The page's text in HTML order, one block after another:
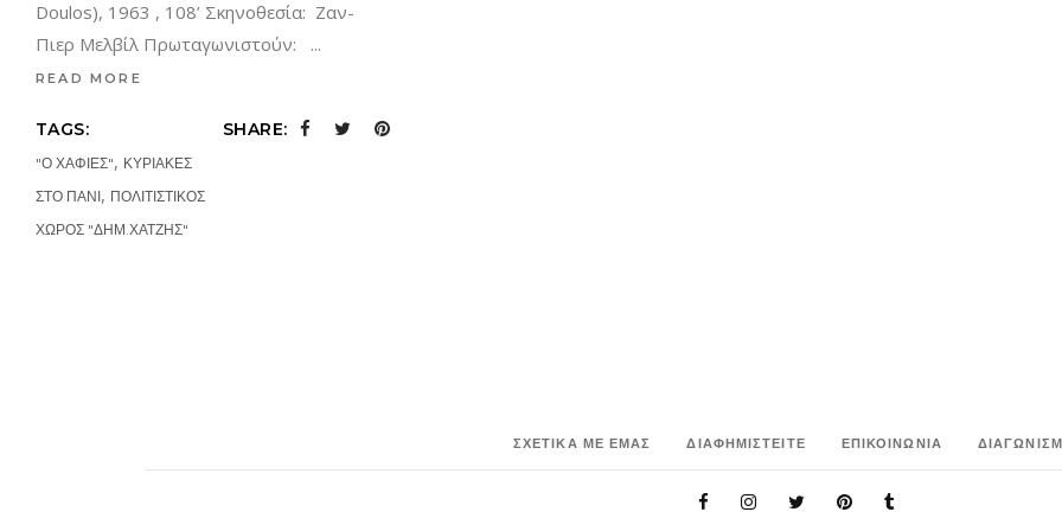
Doulos), 1963 , 108’ Σκηνοθεσία: Ζαν-
Πιερ Μελβίλ Πρωταγωνιστούν:
READ MORE
TAGS:
"Ο ΧΑΦΙΕΣ", ΚΥΡΙΑΚΕΣ
ΣΤΟ ΠΑΝΙ, ΠΟΛΙΤΙΣΤΙΚΟΣ
ΧΩΡΟΣ "ΔΗΜ.ΧΑΤΖΗΣ"
SHARE:
ΣΧΕΤΙΚΑ ΜΕ ΕΜΑΣ ΔΙΑΦΗΜΙΣΤΕΙΤΕ ΕΠΙΚΟΙΝΩΝΙΑ